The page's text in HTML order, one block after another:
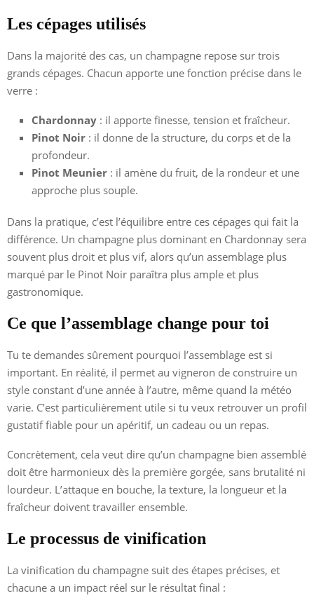
Les cépages utilisés
Dans la majorité des cas, un champagne repose sur trois
grands cépages. Chacun apporte une fonction précise dans le
verre :
Chardonnay : il apporte finesse, tension et fraîcheur.
Pinot Noir : il donne de la structure, du corps et de la
profondeur.
Pinot Meunier : il amène du fruit, de la rondeur et une
approche plus souple.
Dans la pratique, c’est l’équilibre entre ces cépages qui fait la
différence. Un champagne plus dominant en Chardonnay sera
souvent plus droit et plus vif, alors qu’un assemblage plus
marqué par le Pinot Noir paraîtra plus ample et plus
gastronomique.
Ce que l’assemblage change pour toi
Tu te demandes sûrement pourquoi l’assemblage est si
important. En réalité, il permet au vigneron de construire un
style constant d’une année à l’autre, même quand la météo
varie. C’est particulièrement utile si tu veux retrouver un profil
gustatif fiable pour un apéritif, un cadeau ou un repas.
Concrètement, cela veut dire qu’un champagne bien assemblé
doit être harmonieux dès la première gorgée, sans brutalité ni
lourdeur. L’attaque en bouche, la texture, la longueur et la
fraîcheur doivent travailler ensemble.
Le processus de vinification
La vinification du champagne suit des étapes précises, et
chacune a un impact réel sur le résultat final :